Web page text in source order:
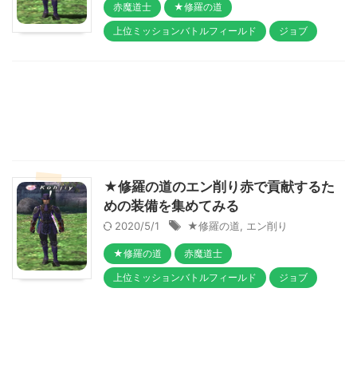
赤魔道士
★修羅の道
上位ミッションバトルフィールド
ジョブ
★修羅の道のエン削り赤で貢献するた
めの装備を集めてみる
2020/5/1 ★修羅の道 エン削り
★修羅の道
赤魔道士
上位ミッションバトルフィールド
ジョブ